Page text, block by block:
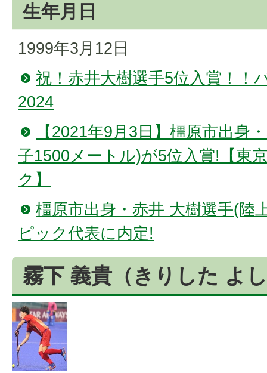
生年月日
1999年3月12日
祝！赤井大樹選手5位入賞！！
2024
【2021年9月3日】橿原市出身
子1500メートル)が5位入賞!【東
ク】
橿原市出身・赤井 大樹選手(陸
ピック代表に内定!
霧下 義貴（きりした よ